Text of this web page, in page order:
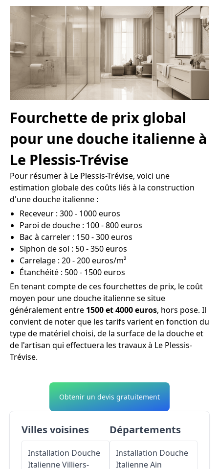
Fourchette de prix global
pour une douche italienne à
Le Plessis-Trévise
Pour résumer à Le Plessis-Trévise, voici une
estimation globale des coûts liés à la construction
d'une douche italienne :
Receveur : 300 - 1000 euros
Paroi de douche : 100 - 800 euros
Bac à carreler : 150 - 300 euros
Siphon de sol : 50 - 350 euros
Carrelage : 20 - 200 euros/m²
Étanchéité : 500 - 1500 euros
En tenant compte de ces fourchettes de prix, le coût
moyen pour une douche italienne se situe
généralement entre 1500 et 4000 euros, hors pose. Il
convient de noter que les tarifs varient en fonction du
type de matériel choisi, de la surface de la douche et
de l'artisan qui effectuera les travaux à Le Plessis-
Trévise.
Obtenir un devis gratuitement
Villes voisines
Installation Douche
ItalienneVilliers-
Départements
Installation Douche
ItalienneAin